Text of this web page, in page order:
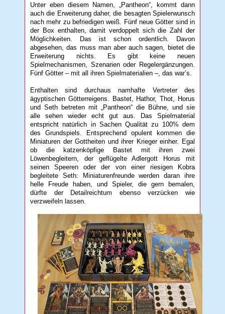
Unter eben diesem Namen, „Pantheon“, kommt dann
auch die Erweiterung daher, die besagten Spielerwunsch
nach mehr zu befriedigen weiß. Fünf neue Götter sind in
der Box enthalten, damit verdoppelt sich die Zahl der
Möglichkeiten. Das ist schon ordentlich. Davon
abgesehen, das muss man aber auch sagen, bietet die
Erweiterung nichts. Es gibt keine neuen
Spielmechanismen, Szenarien oder Regelergänzungen.
Fünf Götter – mit all ihren Spielmaterialien –, das war’s.
Enthalten sind durchaus namhafte Vertreter des
ägyptischen Götterreigens. Bastet, Hathor, Thot, Horus
und Seth betreten mit „Pantheon“ die Bühne, und sie
alle sehen wieder echt gut aus. Das Spielmaterial
entspricht natürlich in Sachen Qualität zu 100% dem
des Grundspiels. Entsprechend opulent kommen die
Miniaturen der Gottheiten und ihrer Krieger einher. Egal
ob die katzenköpfige Bastet mit ihren zwei
Löwenbegleitern, der geflügelte Adlergott Horus mit
seinen Speeren oder der von einer riesigen Kobra
begleitete Seth: Miniaturenfreunde werden daran ihre
helle Freude haben, und Spieler, die gern bemalen,
dürfte der Detailreichtum ebenso verzücken wie
verzweifeln lassen.